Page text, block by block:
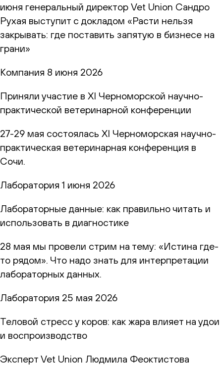
июня генеральный директор Vet Union Сандро
Рухая выступит с докладом «Расти нельзя
закрывать: где поставить запятую в бизнесе на
грани»
Компания 8 июня 2026
Приняли участие в XI Черноморской научно-
практической ветеринарной конференции
27-29 мая состоялась XI Черноморская научно-
практическая ветеринарная конференция в
Сочи.
Лаборатория 1 июня 2026
Лабораторные данные: как правильно читать и
использовать в диагностике
28 мая мы провели стрим на тему: «Истина где-
то рядом». Что надо знать для интерпретации
лабораторных данных.
Лаборатория 25 мая 2026
Теловой стресс у коров: как жара влияет на удои
и воспроизводство
Эксперт Vet Union Людмила Феоктистова